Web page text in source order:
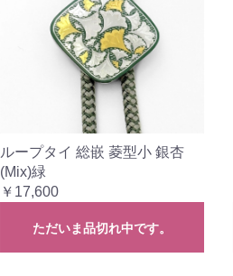
ループタイ 総嵌 菱型小 銀杏
(Mix)緑
￥17,600
ただいま品切れ中です。